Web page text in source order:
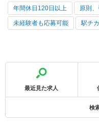
年間休日120日以上 原則
未経験者も応募可能 駅チカ
最近見た求人
検